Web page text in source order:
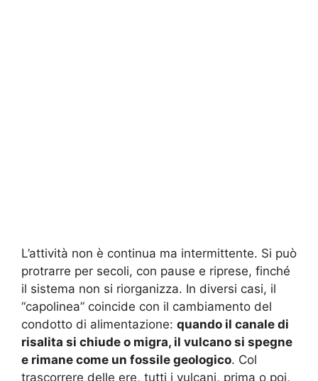
L’attività non è continua ma intermittente. Si può
protrarre per secoli, con pause e riprese, finché
il sistema non si riorganizza. In diversi casi, il
“capolinea” coincide con il cambiamento del
condotto di alimentazione: quando il canale di
risalita si chiude o migra, il vulcano si spegne
e rimane come un fossile geologico. Col
trascorrere delle ere, tutti i vulcani, prima o poi,